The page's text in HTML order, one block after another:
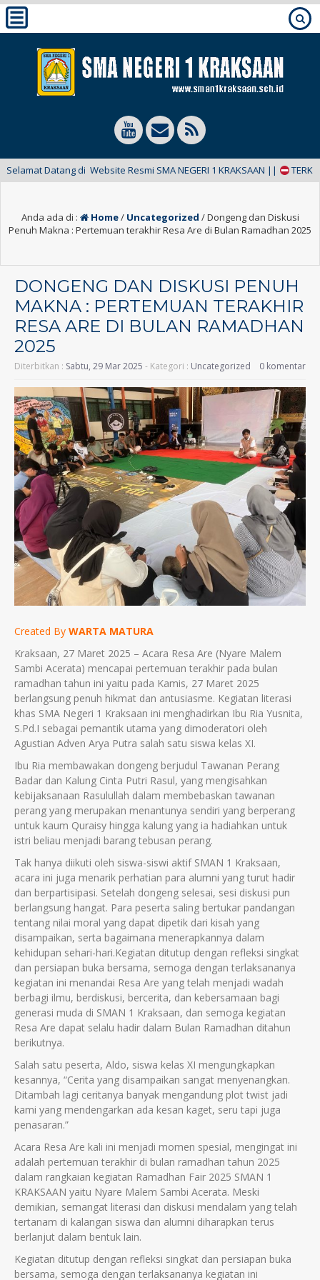
Datang di Website Resmi SMA NEGERI 1 KRAKSAAN || TERKINI:
Anda ada di : Home/ Uncategorized /Dongeng dan Diskusi
Penuh Makna : Pertemuan terakhir Resa Are di Bulan Ramadhan 2025
DONGENG DAN DISKUSI PENUH
MAKNA : PERTEMUAN TERAKHIR
RESA ARE DI BULAN RAMADHAN
2025
Diterbitkan : Sabtu, 29 Mar 2025 - Kategori : Uncategorized 0 komentar
Created By WARTA MATURA
Kraksaan, 27 Maret 2025 – Acara Resa Are (Nyare Malem
Sambi Acerata) mencapai pertemuan terakhir pada bulan
ramadhan tahun ini yaitu pada Kamis, 27 Maret 2025
berlangsung penuh hikmat dan antusiasme. Kegiatan literasi
khas SMA Negeri 1 Kraksaan ini menghadirkan Ibu Ria Yusnita,
S.Pd.I sebagai pemantik utama yang dimoderatori oleh
Agustian Adven Arya Putra salah satu siswa kelas XI.
Ibu Ria membawakan dongeng berjudul Tawanan Perang
Badar dan Kalung Cinta Putri Rasul, yang mengisahkan
kebijaksanaan Rasulullah dalam membebaskan tawanan
perang yang merupakan menantunya sendiri yang berperang
untuk kaum Quraisy hingga kalung yang ia hadiahkan untuk
istri beliau menjadi barang tebusan perang.
Tak hanya diikuti oleh siswa-siswi aktif SMAN 1 Kraksaan,
acara ini juga menarik perhatian para alumni yang turut hadir
dan berpartisipasi. Setelah dongeng selesai, sesi diskusi pun
berlangsung hangat. Para peserta saling bertukar pandangan
tentang nilai moral yang dapat dipetik dari kisah yang
disampaikan, serta bagaimana menerapkannya dalam
kehidupan sehari-hari.Kegiatan ditutup dengan refleksi singkat
dan persiapan buka bersama, semoga dengan terlaksananya
kegiatan ini menandai Resa Are yang telah menjadi wadah
berbagi ilmu, berdiskusi, bercerita, dan kebersamaan bagi
generasi muda di SMAN 1 Kraksaan, dan semoga kegiatan
Resa Are dapat selalu hadir dalam Bulan Ramadhan ditahun
berikutnya.
Salah satu peserta, Aldo, siswa kelas XI mengungkapkan
kesannya, “Cerita yang disampaikan sangat menyenangkan.
Ditambah lagi ceritanya banyak mengandung plot twist jadi
kami yang mendengarkan ada kesan kaget, seru tapi juga
penasaran.”
Acara Resa Are kali ini menjadi momen spesial, mengingat ini
adalah pertemuan terakhir di bulan ramadhan tahun 2025
dalam rangkaian kegiatan Ramadhan Fair 2025 SMAN 1
KRAKSAAN yaitu Nyare Malem Sambi Acerata. Meski
demikian, semangat literasi dan diskusi mendalam yang telah
tertanam di kalangan siswa dan alumni diharapkan terus
berlanjut dalam bentuk lain.
Kegiatan ditutup dengan refleksi singkat dan persiapan buka
bersama, semoga dengan terlaksananya kegiatan ini